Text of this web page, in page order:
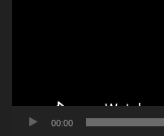
00:00